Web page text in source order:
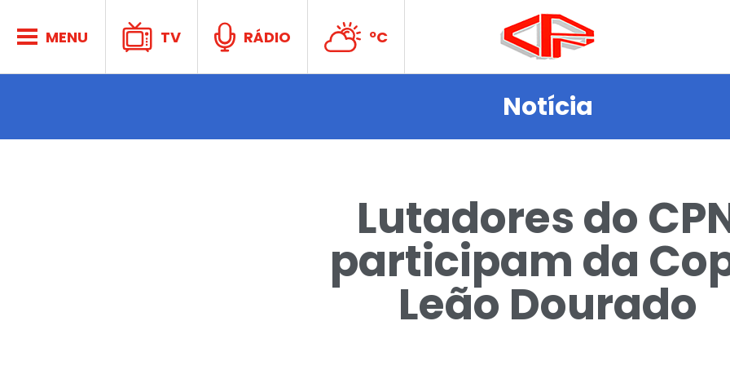
Acontece no
CPN
Atividades e
MENU TV RÁDIO ºC
Notícia
Lutadores do
participam da
Leão Dourado